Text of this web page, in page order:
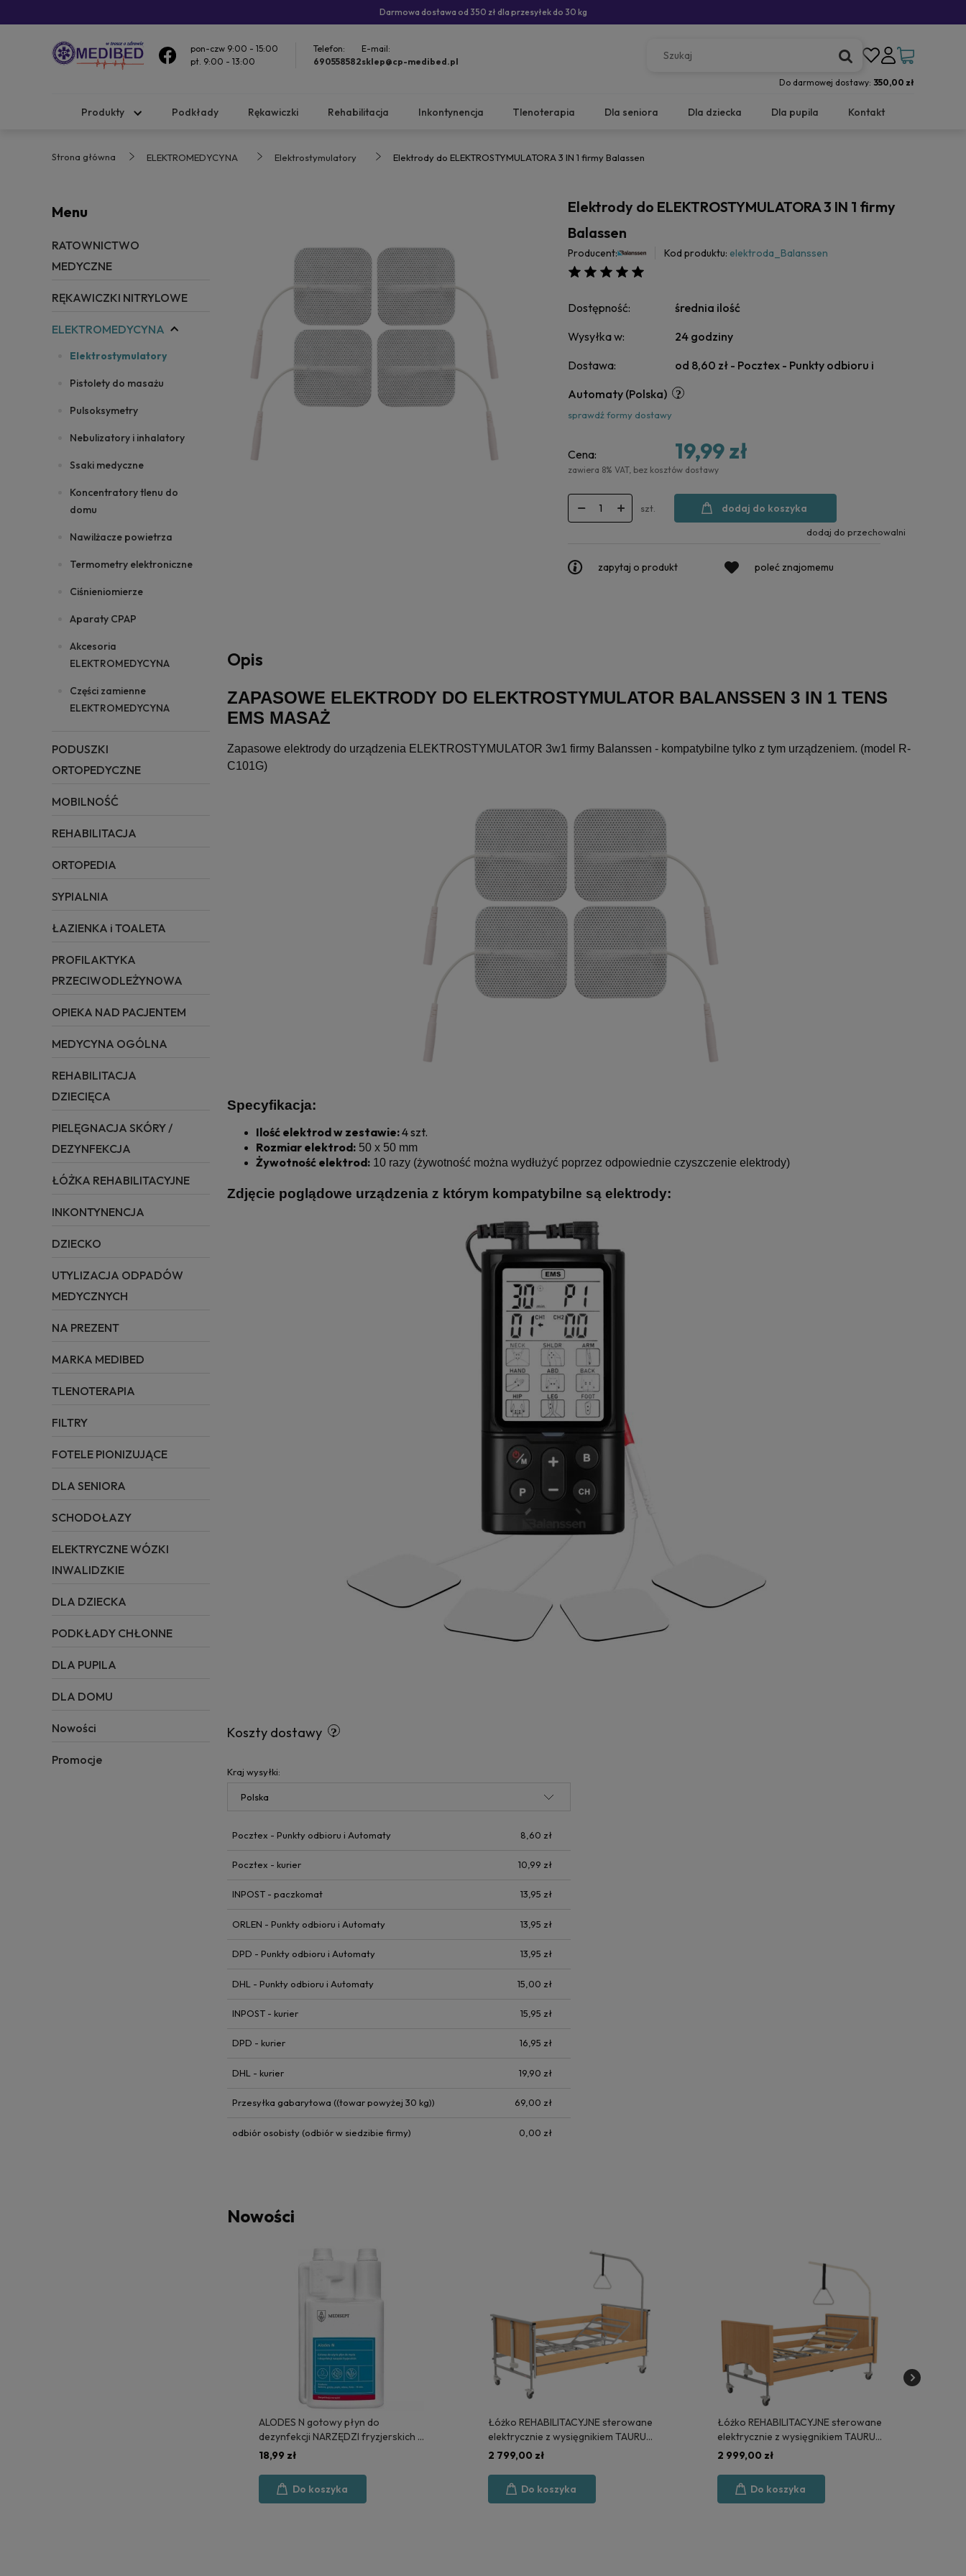
Darmowa dostawa od 350 zł dla przesyłek do 30 kg
pon-czw 9:00 - 15:00
pt. 9:00 - 13:00
Telefon:
690558582
E-mail:
sklep@cp-medibed.pl
Do darmowej dostawy: 350,00 zł
Produkty Podkłady Rękawiczki Rehabilitacja Inkontynencja Tlenoterapia Dla seniora Dla dziecka Dla pupila Kontakt
Strona główna ELEKTROMEDYCYNA Elektrostymulatory Elektrody do ELEKTROSTYMULATORA 3 IN 1 firmy Balassen
Menu
RATOWNICTWO
MEDYCZNE
RĘKAWICZKI NITRYLOWE
ELEKTROMEDYCYNA
Elektrostymulatory
Pistolety do masażu
Pulsoksymetry
Nebulizatory i inhalatory
Ssaki medyczne
Koncentratory tlenu do
domu
Nawilżacze powietrza
Termometry elektroniczne
Ciśnieniomierze
Aparaty CPAP
Akcesoria
ELEKTROMEDYCYNA
Części zamienne
ELEKTROMEDYCYNA
PODUSZKI
ORTOPEDYCZNE
MOBILNOŚĆ
REHABILITACJA
ORTOPEDIA
SYPIALNIA
ŁAZIENKA i TOALETA
PROFILAKTYKA
PRZECIWODLEŻYNOWA
OPIEKA NAD PACJENTEM
MEDYCYNA OGÓLNA
REHABILITACJA
DZIECIĘCA
PIELĘGNACJA SKÓRY /
DEZYNFEKCJA
ŁÓŻKA REHABILITACYJNE
INKONTYNENCJA
DZIECKO
UTYLIZACJA ODPADÓW
MEDYCZNYCH
NA PREZENT
MARKA MEDIBED
TLENOTERAPIA
FILTRY
FOTELE PIONIZUJĄCE
DLA SENIORA
SCHODOŁAZY
ELEKTRYCZNE WÓZKI
INWALIDZKIE
DLA DZIECKA
PODKŁADY CHŁONNE
DLA PUPILA
DLA DOMU
Nowości
Promocje
Elektrody do ELEKTROSTYMULATORA 3 IN 1 firmy
Balassen
Producent: Kod produktu: elektroda_Balanssen
Dostępność:
średnia ilość
Wysyłka w:
24 godziny
Dostawa:
od 8,60 zł - Pocztex - Punkty odbioru i
Automaty (Polska)
sprawdź formy dostawy
Cena: 19,99 zł
zawiera 8% VAT, bez kosztów dostawy
szt. dodaj do koszyka
dodaj do przechowalni
zapytaj o produkt poleć znajomemu
Opis
ZAPASOWE ELEKTRODY DO ELEKTROSTYMULATOR BALANSSEN 3 IN 1 TENS
EMS MASAŻ
Zapasowe elektrody do urządzenia ELEKTROSTYMULATOR 3w1 firmy Balanssen - kompatybilne tylko z tym urządzeniem. (model R-
C101G)
Specyfikacja:
Ilość elektrod w zestawie:4 szt.
Rozmiar elektrod: 50 x 50 mm
Żywotność elektrod: 10 razy (żywotność można wydłużyć poprzez odpowiednie czyszczenie elektrody)
Zdjęcie poglądowe urządzenia z którym kompatybilne są elektrody:
Koszty dostawy
Kraj wysyłki:
Pocztex - Punkty odbioru i Automaty 8,60 zł
Pocztex - kurier 10,99 zł
INPOST - paczkomat 13,95 zł
ORLEN - Punkty odbioru i Automaty 13,95 zł
DPD - Punkty odbioru i Automaty 13,95 zł
DHL - Punkty odbioru i Automaty 15,00 zł
INPOST - kurier 15,95 zł
DPD - kurier 16,95 zł
DHL - kurier 19,90 zł
Przesyłka gabarytowa ((towar powyżej 30 kg)) 69,00 zł
odbiór osobisty(odbiór w siedzibie firmy) 0,00 zł
Nowości
ALODES N gotowy płyn do
dezynfekcji NARZĘDZI fryzjerskich 1
litr - MEDISEPT
18,99 zł
Do koszyka
Łóżko REHABILITACYJNE sterowane
elektrycznie z wysięgnikiem TAURUS
2 - POLSKA PRODUKCJA
2 799,00 zł
Do koszyka
Łóżko REHABILITACYJNE sterowane
elektrycznie z wysięgnikiem TAURUS
2 LUX - POLSKA PRODUKCJA
2 999,00 zł
Do koszyka